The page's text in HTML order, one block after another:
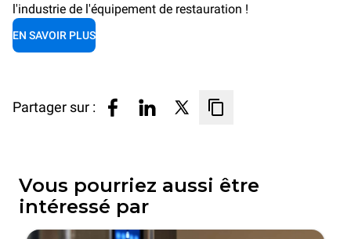
l'industrie de l'équipement de restauration !
EN SAVOIR PLUS
Partager sur :
Vous pourriez aussi être
intéressé par